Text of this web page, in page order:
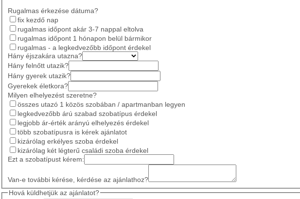
Rugalmas érkezése dátuma?
fix kezdő nap
rugalmas időpont akár 3-7 nappal eltolva
rugalmas időpont 1 hónapon belül bármikor
rugalmas - a legkedvezőbb időpont érdekel
Hány éjszakára utazna?
Hány felnőtt utazik?
Hány gyerek utazik?
Gyerekek életkora?
Milyen elhelyezést szeretne?
összes utazó 1 közös szobában / apartmanban legyen
legkedvezőbb árú szabad szobatípus érdekel
legjobb ár-érték arányú elhelyezés érdekel
több szobatípusra is kérek ajánlatot
kizárólag erkélyes szoba érdekel
kizárólag két légterű családi szoba érdekel
Ezt a szobatípust kérem:
Van-e további kérése, kérdése az ajánlathoz?
Hová küldhetjük az ajánlatot?